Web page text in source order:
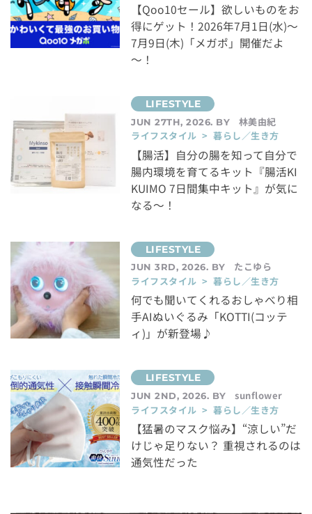
【Qoo10セール】欲しいものをお
得にゲット！2026年7月1日(水)～
7月9日(木)「メガポ」開催だよ
～！
JUN 27TH, 2026. BY
林美由紀
ライフスタイル > 暮らし／生き方
【腸活】自分の腸を知って自分で
腸内環境を育てるキット『腸活KI
KUIMO 7日間集中キット』が気に
なる～！
JUN 3RD, 2026. BY
たこゆら
ライフスタイル > 暮らし／生き方
何でも聞いてくれるおしゃべり相
手AIぬいぐるみ「KOTTI(コッテ
ィ)」が新登場♪
JUN 2ND, 2026. BY
sunflower
ライフスタイル > 暮らし／生き方
【猛暑のマスク悩み】“涼しい”だ
けじゃ足りない？ 重視されるのは
通気性だった